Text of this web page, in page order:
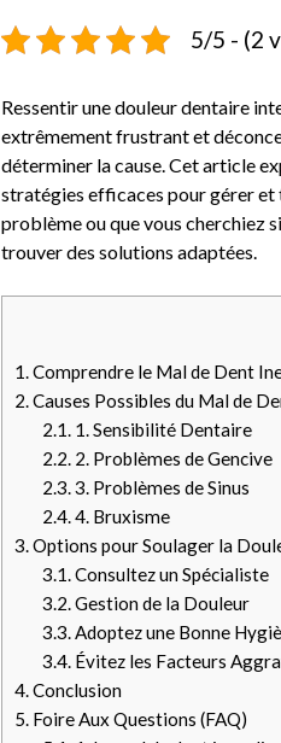
5/5 - (2
Ressentir une douleur dentaire
extrêmement frustrant et
déterminer la cause. Cet article
stratégies efficaces pour gérer
problème ou que vous cherchiez
trouver des solutions adaptées.
1.Comprendre le Mal de Dent
2.Causes Possibles du Mal de
2.1.1. Sensibilité Dentaire
2.2.2. Problèmes de Gencive
2.3.3. Problèmes de Sinus
2.4.4. Bruxisme
3.Options pour Soulager la
3.1.Consultez un Spécialiste
3.2.Gestion de la Douleur
3.3.Adoptez une Bonne
3.4.Évitez les Facteurs
4.Conclusion
5. Foire Aux Questions (FAQ)